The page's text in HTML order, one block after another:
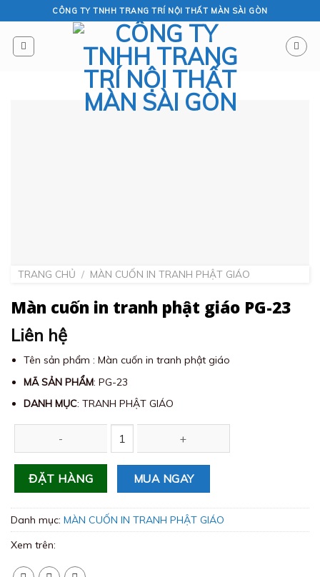
to
content
CÔNG TY TNHH TRANG TRÍ NỘI THẤT MÀN SÀI GÒN
TRANG CHỦ / MÀN CUỐN IN TRANH PHẬT GIÁO
Màn cuốn in tranh phật giáo PG-23
Liên hệ
Tên sản phẩm : Màn cuốn in tranh phật giáo
MÃ SẢN PHẨM: PG-23
DANH MỤC: TRANH PHẬT GIÁO
ĐẶT HÀNG MUA NGAY
Danh mục: MÀN CUỐN IN TRANH PHẬT GIÁO
Xem trên: